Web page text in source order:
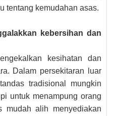
tentang kemudahan asas.
kebersihan dan
kesihatan dan
Dalam persekitaran luar
tradisional mungkin
untuk menampung orang
mudah alih menyediakan